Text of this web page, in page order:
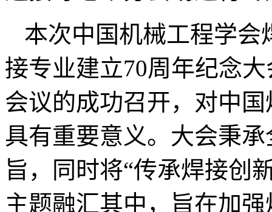
本次中国机械工程学会
接专业建立70周年纪念
会议的成功召开，对中
具有重要意义。大会秉
旨，同时将“传承焊接创
主题融汇其中，旨在加